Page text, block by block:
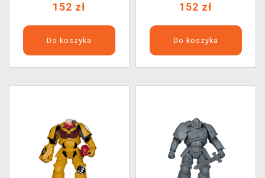
152 zł
Do koszyka
152 zł
Do koszyka